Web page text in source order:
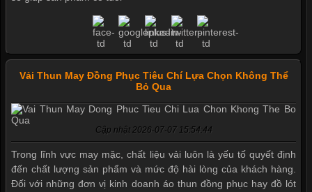
Vải Thun May Đồng Phục Tiêu Chí Lựa Chọn Không Thể
Bỏ Qua
Cập nhật 2026-07-07 15:54:44
Trong lĩnh vực may mặc, chất liệu vải luôn là yếu tố quyết định
đến chất lượng sản phẩm và mức độ hài lòng của khách hàng.
Đối với những đơn vị kinh doanh áo thun đồng phục hay đồ lót